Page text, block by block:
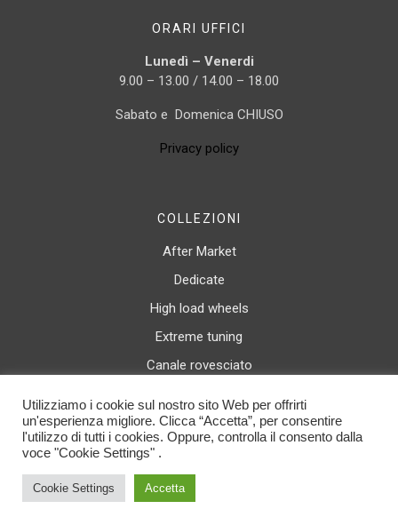
ORARI UFFICI
Lunedì – Venerdi
9.00 – 13.00 / 14.00 – 18.00
Sabato e Domenica CHIUSO
Privacy policy
COLLEZIONI
After Market
Dedicate
High load wheels
Extreme tuning
Canale rovesciato
© 2025 Spath Italy Srl. All rights reserved. C.F. / P.IVA 04468310166 | By
Utilizziamo i cookie sul nostro sito Web per offrirti
un'esperienza migliore. Clicca “Accetta”, per consentire
l'utilizzo di tutti i cookies. Oppure, controlla il consento dalla
voce "Cookie Settings" .
Cookie Settings Accetta